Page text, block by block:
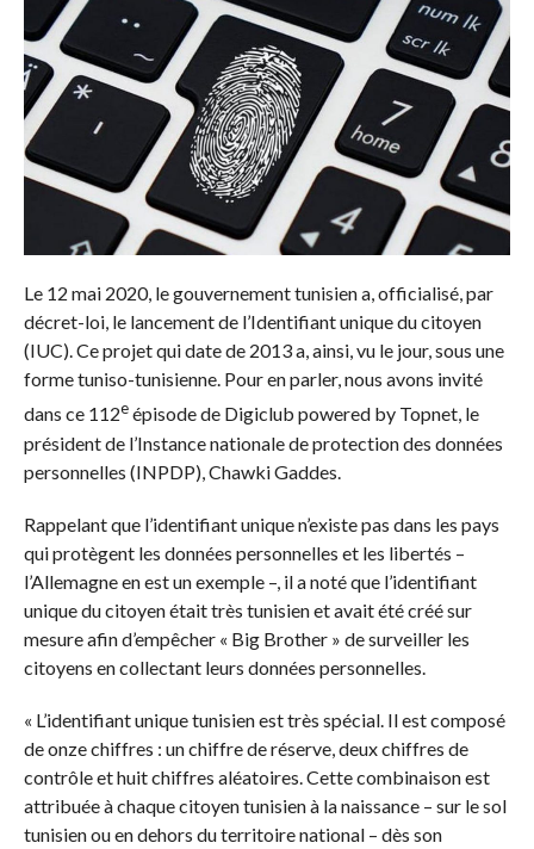
Le 12 mai 2020, le gouvernement tunisien a, officialisé, par
décret-loi, le lancement de l’Identifiant unique du citoyen
(IUC). Ce projet qui date de 2013 a, ainsi, vu le jour, sous une
forme tuniso-tunisienne. Pour en parler, nous avons invité
dans ce 112eépisode de Digiclub powered by Topnet, le
président de l’Instance nationale de protection des données
personnelles (INPDP), Chawki Gaddes.
Rappelant que l’identifiant unique n’existe pas dans les pays
qui protègent les données personnelles et les libertés –
l’Allemagne en est un exemple –, il a noté que l’identifiant
unique du citoyen était très tunisien et avait été créé sur
mesure afin d’empêcher « Big Brother » de surveiller les
citoyens en collectant leurs données personnelles.
« L’identifiant unique tunisien est très spécial. Il est composé
de onze chiffres : un chiffre de réserve, deux chiffres de
contrôle et huit chiffres aléatoires. Cette combinaison est
attribuée à chaque citoyen tunisien à la naissance – sur le sol
tunisien ou en dehors du territoire national – dès son